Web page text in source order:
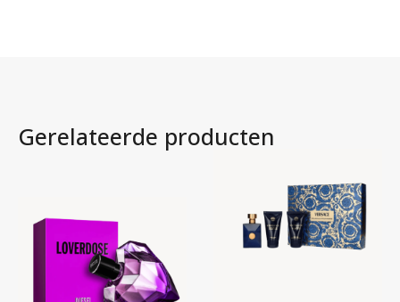
Gerelateerde producten